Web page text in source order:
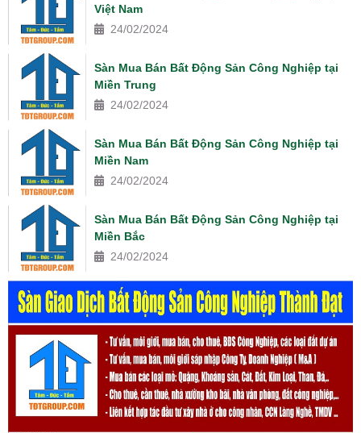
Việt Nam
24/02/2024
Sàn Mua Bán Bất Động Sản Công Nghiệp tại
Miền Trung
24/02/2024
Sàn Mua Bán Bất Động Sản Công Nghiệp tại
Miền Nam
24/02/2024
Sàn Mua Bán Bất Động Sản Công Nghiệp tại
Miền Bắc
24/02/2024